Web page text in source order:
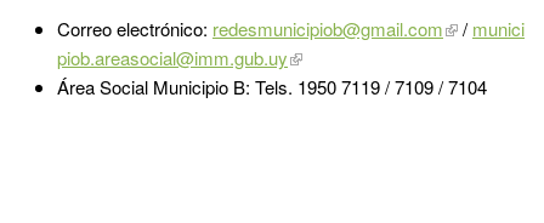
Correo electrónico: redesmunicipiob@gmail.com /munici
piob.areasocial@imm.gub.uy
Área Social Municipio B: Tels. 1950 7119 / 7109 / 7104